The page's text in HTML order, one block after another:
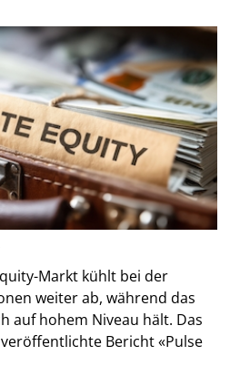
Markt kühlt bei der
weiter ab, während das
auf hohem Niveau hält. Das
Bericht «Pulse